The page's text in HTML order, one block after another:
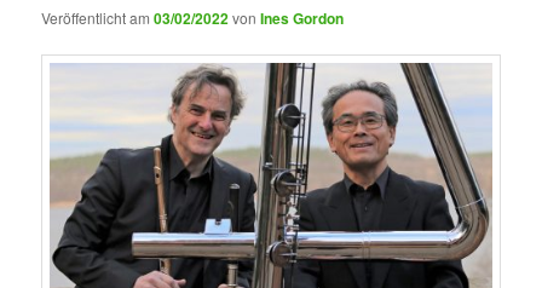
Veröffentlicht am03/02/2022vonInes Gordon